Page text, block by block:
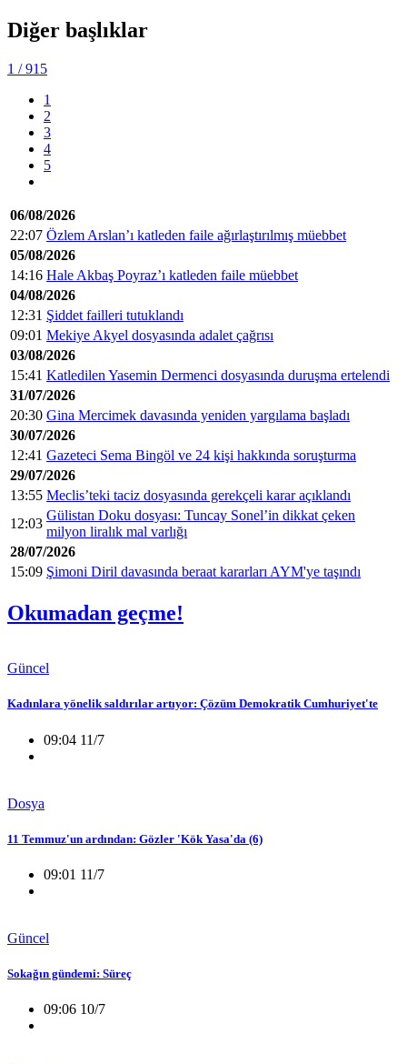
Diğer başlıklar
1 / 915
1
2
3
4
5
06/08/2026
22:07 Özlem Arslan’ı katleden faile ağırlaştırılmış müebbet
05/08/2026
14:16 Hale Akbaş Poyraz’ı katleden faile müebbet
04/08/2026
12:31 Şiddet failleri tutuklandı
09:01 Mekiye Akyel dosyasında adalet çağrısı
03/08/2026
15:41 Katledilen Yasemin Dermenci dosyasında duruşma ertelendi
31/07/2026
20:30 Gina Mercimek davasında yeniden yargılama başladı
30/07/2026
12:41 Gazeteci Sema Bingöl ve 24 kişi hakkında soruşturma
29/07/2026
13:55 Meclis’teki taciz dosyasında gerekçeli karar açıklandı
12:03
Gülistan Doku dosyası: Tuncay Sonel’in dikkat çeken
milyon liralık mal varlığı
28/07/2026
15:09 Şimoni Diril davasında beraat kararları AYM'ye taşındı
Okumadan geçme!
Güncel
Kadınlara yönelik saldırılar artıyor: Çözüm Demokratik Cumhuriyet'te
09:04 11/7
Dosya
11 Temmuz'un ardından: Gözler 'Kök Yasa'da (6)
09:01 11/7
Güncel
Sokağın gündemi: Süreç
09:06 10/7